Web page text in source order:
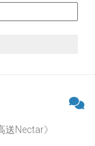
送Nectar》